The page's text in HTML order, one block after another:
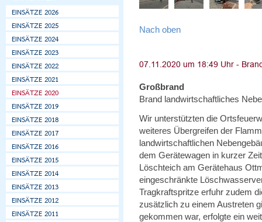
Nach oben
Großbrand
Brand landwirtschaftliches
Wir unterstützten die
weiteres Übergreifen der
landwirtschaftlichen
dem Gerätewagen in kurzer
Löschteich am Gerätehaus
eingeschränkte
Tragkraftspritze erfuhr zudem
zusätzlich zu einem Austreten
gekommen war, erfolgte ein